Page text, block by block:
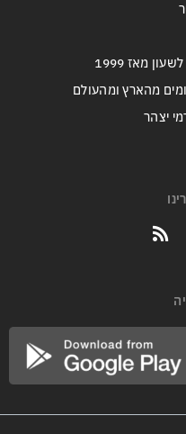
מאז 1999
מהארץ ומהעולם
יצהר